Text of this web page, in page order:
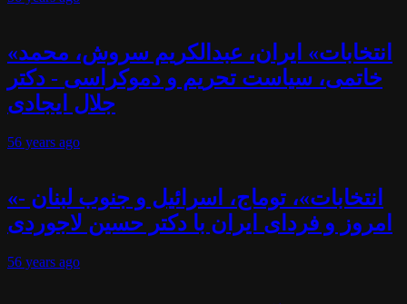
«انتخابات» ایران، عبدالکریم سروش، محمد
خاتمی، سیاست تحریم و دموکراسی - دکتر
جلال ایجادی
56 years ago
«انتخابات»، توماج، اسرائیل و جنوب لبنان -
امروز و فردای ایران با دکتر حسین لاجوردی
56 years ago